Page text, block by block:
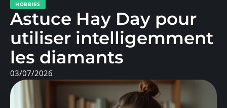
HOBBIES
Astuce Hay Day pour
utiliser intelligemment
les diamants
03/07/2026